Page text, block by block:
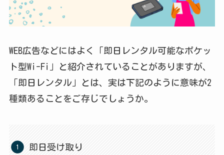
WEB広告などにはよく「即日レンタル可能なポケッ
ト型Wi-Fi」と紹介されていることがありますが、
「即日レンタル」とは、実は下記のように意味が2
種類あることをご存じでしょうか。
即日受け取り